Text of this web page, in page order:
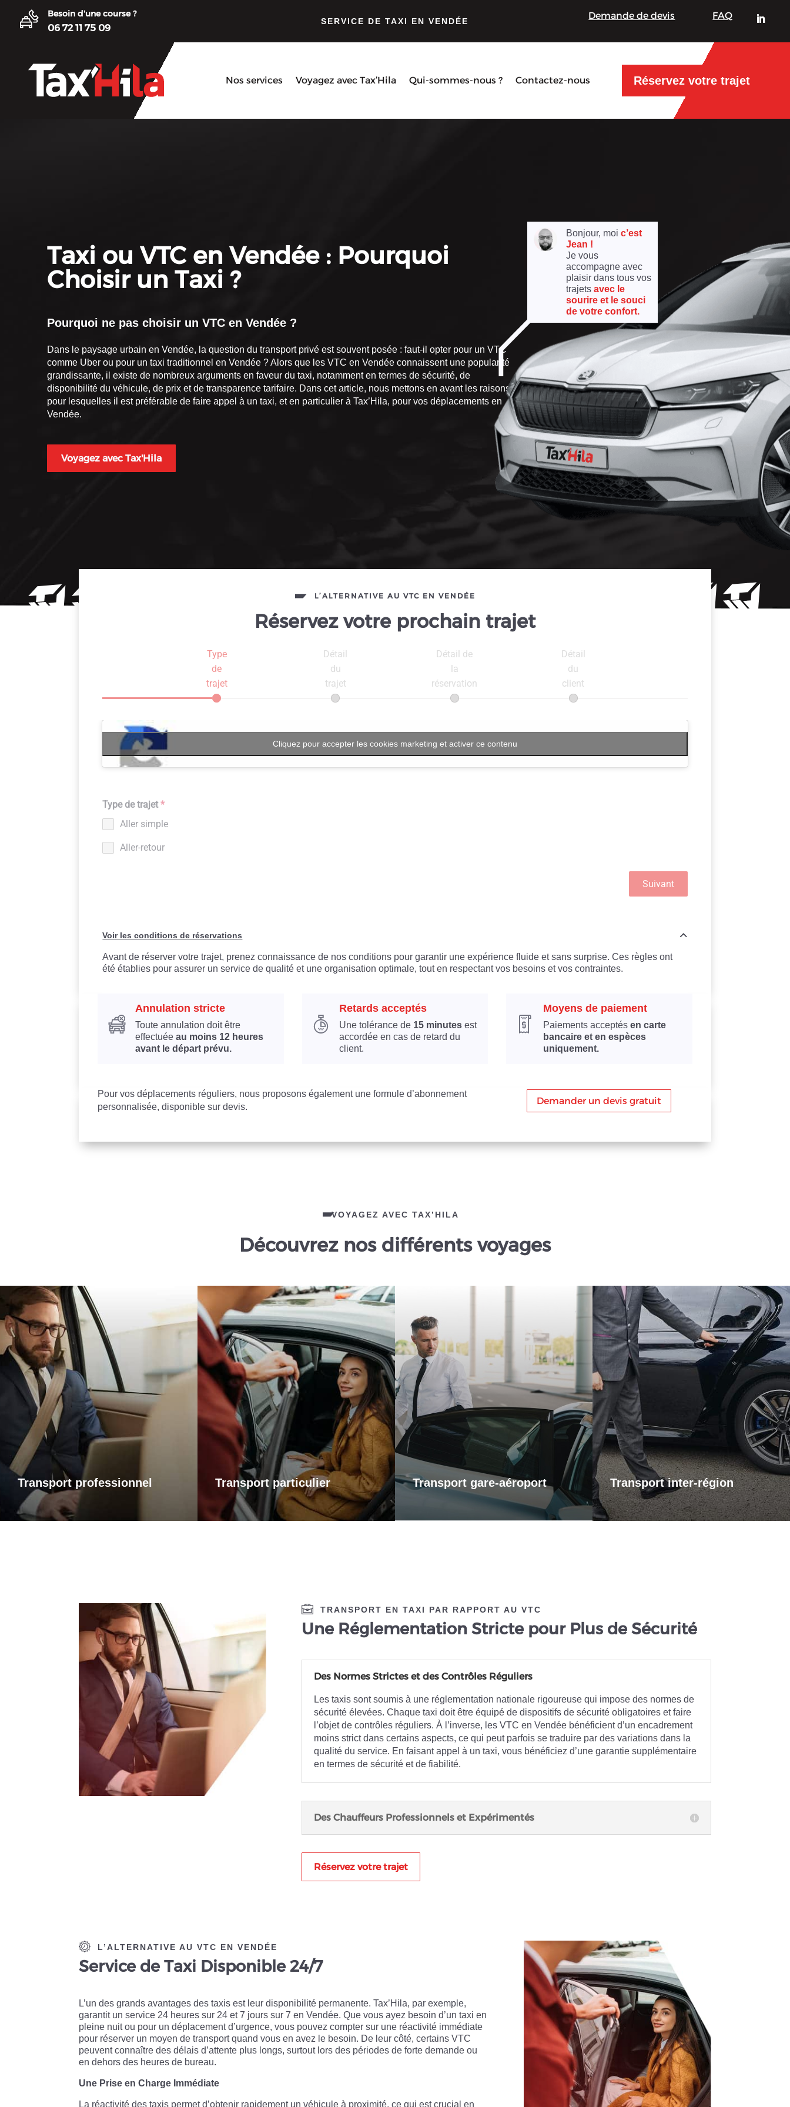
Besoin d'une course ?
06 72 11 75 09
SERVICE DE TAXI EN VENDÉE Demande de devis FAQ
Nos services Voyagez avec Tax’Hila Qui-sommes-nous ? Contactez-nous Réservez votre trajet
Taxi ou VTC en Vendée : Pourquoi
Choisir un Taxi ?
Pourquoi ne pas choisir un VTC en Vendée ?
Dans le paysage urbain en Vendée, la question du transport privé est souvent posée : faut-il opter pour un VTC
comme Uber ou pour un taxi traditionnel en Vendée ? Alors que les VTC en Vendée connaissent une popularité
grandissante, il existe de nombreux arguments en faveur du taxi, notamment en termes de sécurité, de
disponibilité du véhicule, de prix et de transparence tarifaire. Dans cet article, nous mettons en avant les raisons
pour lesquelles il est préférable de faire appel à un taxi, et en particulier à Tax’Hila, pour vos déplacements en
Vendée.
Voyagez avec Tax'Hila
Bonjour, moi c’est
Jean !
Je vous
accompagne avec
plaisir dans tous vos
trajets avec le
sourire et le souci
de votre confort.
L’ALTERNATIVE AU VTC EN VENDÉE
Réservez votre prochain trajet
Type
de
trajet
Détail
du
trajet
Détail de
la
réservation
Détail
du
client
Cliquez pour accepter les cookies marketing et activer ce contenu
Type de trajet*
Aller simple
Aller-retour
Suivant
Voir les conditions de réservations
Avant de réserver votre trajet, prenez connaissance de nos conditions pour garantir une expérience fluide et sans surprise. Ces règles ont
été établies pour assurer un service de qualité et une organisation optimale, tout en respectant vos besoins et vos contraintes.
Annulation stricte
Toute annulation doit être
effectuée au moins 12 heures
avant le départ prévu.
Retards acceptés
Une tolérance de 15 minutesest
accordée en cas de retard du
client.
Moyens de paiement
Paiements acceptésen carte
bancaire et en espèces
uniquement.
Pour vos déplacements réguliers, nous proposons également une formule d’abonnement
personnalisée, disponible sur devis.
Demander un devis gratuit
VOYAGEZ AVEC TAX’HILA
Découvrez nos différents voyages
Transport professionnel
Transports professionnels
Je vous propose un service de
transport dédié aux déplacements
d’affaires, adapté à vos besoins et à
vos contraintes. Que ce soit pour un
rendez-vous, une réunion ou bien un
évènement, profitez d’un service
ponctuel, discret et confortable.
Transport particulier
Transports particuliers
Que ce soit pour une sortie en ville,
une visite chez des proches ou un
rendez-vous personnel, je vous
accompagne dans tous vos trajets
avec fiabilité et confort. Profitez d’un
service adapté à vos besoins, alliant
ponctualité et disponibilité.
Transport gare-aéroport
Transports gare-aéroport
Pour vos départs comme pour vos
retours, profitez d’un service de
transport fiable et ponctuel vers les
gares et aéroports. Je m’assure que
vous arriviez à l’heure, sans contrainte
et dans un confort optimal. Que vous
voyagiez pour affaires ou pour le
plaisir, laissez-moi gérer votre trajet
afin que vous puissiez vous concentrer
sur l’essentiel : votre voyage.
Transport inter-région
Transports inter-région
Pour vos trajets longue distance, je
vous propose un service de transport
inter-régional fiable et confortable. Que
ce soit pour des raisons personnelles
ou professionnelles, bénéficiez d’un
accompagnement adapté à vos
besoins, avec des trajets sûrs et sur
mesure.
TRANSPORT EN TAXI PAR RAPPORT AU VTC
Une Réglementation Stricte pour Plus de Sécurité
Des Normes Strictes et des Contrôles Réguliers
Les taxis sont soumis à une réglementation nationale rigoureuse qui impose des normes de
sécurité élevées. Chaque taxi doit être équipé de dispositifs de sécurité obligatoires et faire
l’objet de contrôles réguliers. À l’inverse, les VTC en Vendée bénéficient d’un encadrement
moins strict dans certains aspects, ce qui peut parfois se traduire par des variations dans la
qualité du service. En faisant appel à un taxi, vous bénéficiez d’une garantie supplémentaire
en termes de sécurité et de fiabilité.
Des Chauffeurs Professionnels et Expérimentés
Réservez votre trajet
L’ALTERNATIVE AU VTC EN VENDÉE
Service de Taxi Disponible 24/7
L’un des grands avantages des taxis est leur disponibilité permanente. Tax’Hila, par exemple,
garantit un service 24 heures sur 24 et 7 jours sur 7 en Vendée. Que vous ayez besoin d’un taxi en
pleine nuit ou pour un déplacement d’urgence, vous pouvez compter sur une réactivité immédiate
pour réserver un moyen de transport quand vous en avez le besoin. De leur côté, certains VTC
peuvent connaître des délais d’attente plus longs, surtout lors des périodes de forte demande ou
en dehors des heures de bureau.
Une Prise en Charge Immédiate
La réactivité des taxis permet d’obtenir rapidement un véhicule à proximité, ce qui est crucial en